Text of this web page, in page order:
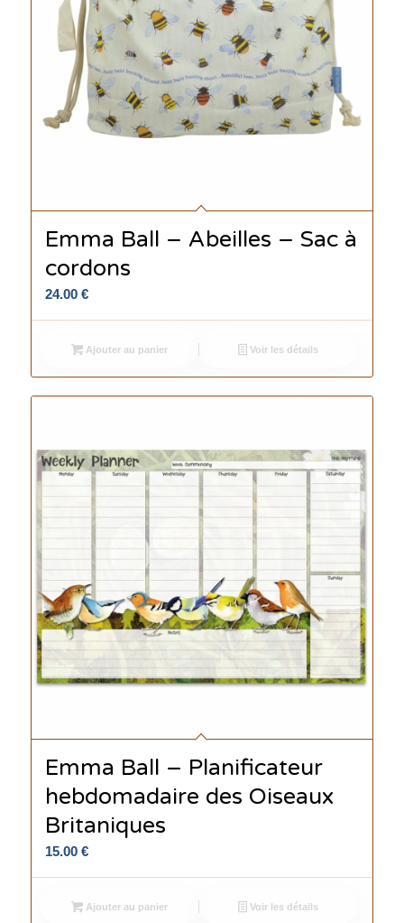
Emma Ball – Abeilles – Sac à
cordons
24.00 €
Ajouter au panier Voir les détails
Emma Ball – Planificateur
hebdomadaire des Oiseaux
Britaniques
15.00 €
Ajouter au panier Voir les détails